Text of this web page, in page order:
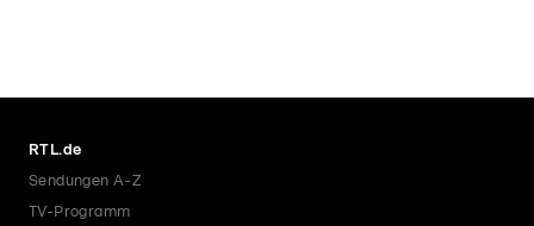
RTL.de
Sendungen A-Z
TV-Programm